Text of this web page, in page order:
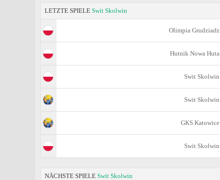
LETZTE SPIELE Swit Skolwin
Olimpia Grudziadz
Hutnik Nowa Huta
Swit Skolwin
Swit Skolwin
GKS Katowice
Swit Skolwin
NÄCHSTE SPIELE Swit Skolwin